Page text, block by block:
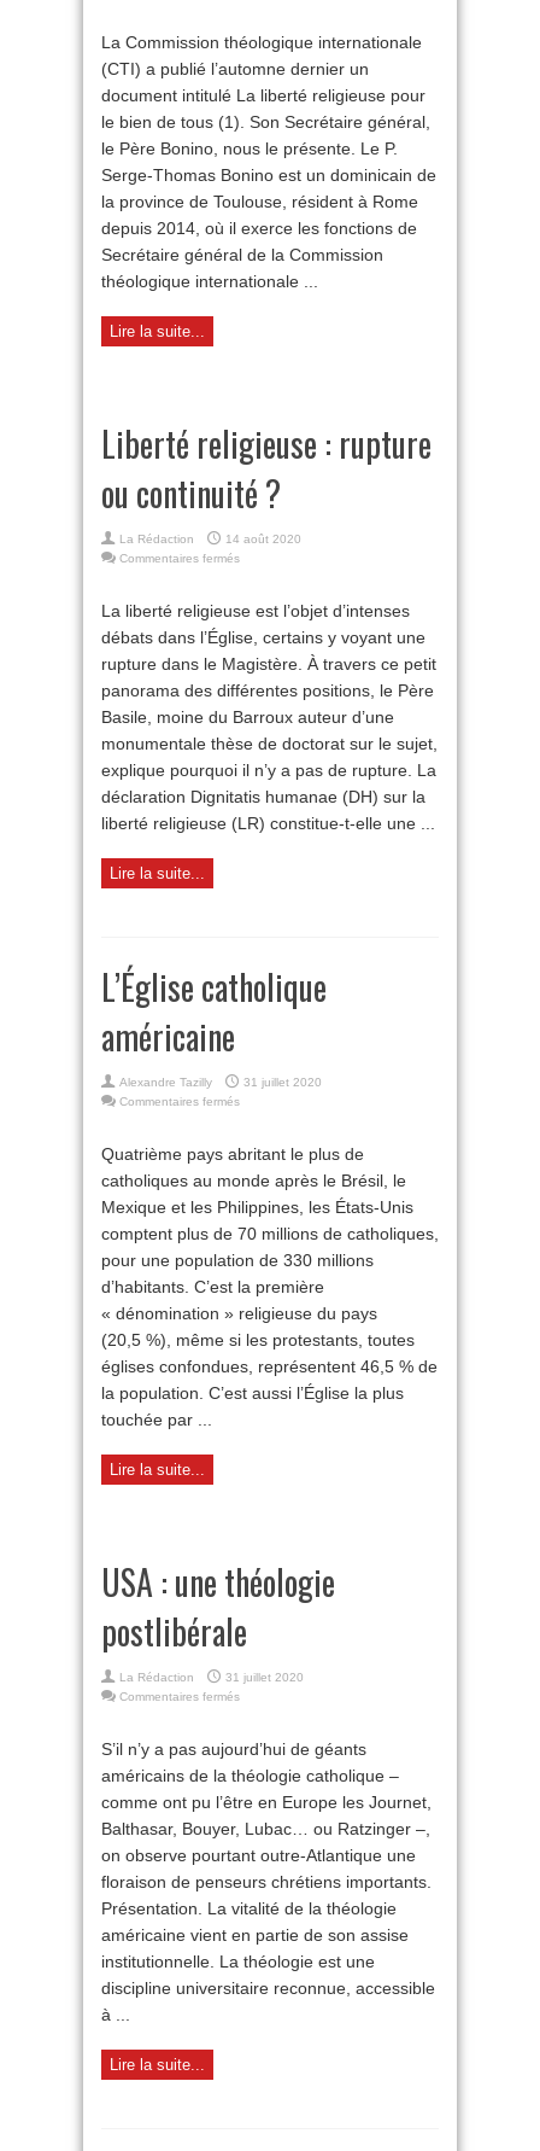
:
des
inédits
relever
La Commission théologique internationale
(CTI) a publié l’automne dernier un
document intitulé La liberté religieuse pour
le bien de tous (1). Son Secrétaire général,
le Père Bonino, nous le présente. Le P.
Serge-Thomas Bonino est un dominicain de
la province de Toulouse, résident à Rome
depuis 2014, où il exerce les fonctions de
Secrétaire général de la Commission
théologique internationale ...
Lire la suite...
Liberté religieuse : rupture
ou continuité ?
La Rédaction
14 août 2020
Commentaires fermés
:
rupture
continuité
?
La liberté religieuse est l’objet d’intenses
débats dans l’Église, certains y voyant une
rupture dans le Magistère. À travers ce petit
panorama des différentes positions, le Père
Basile, moine du Barroux auteur d’une
monumentale thèse de doctorat sur le sujet,
explique pourquoi il n’y a pas de rupture. La
déclaration Dignitatis humanae (DH) sur la
liberté religieuse (LR) constitue-t-elle une ...
Lire la suite...
L’Église catholique
américaine
Alexandre Tazilly
31 juillet 2020
Commentaires fermés
américaine
Quatrième pays abritant le plus de
catholiques au monde après le Brésil, le
Mexique et les Philippines, les États-Unis
comptent plus de 70 millions de catholiques,
pour une population de 330 millions
d’habitants. C’est la première
« dénomination » religieuse du pays
(20,5 %), même si les protestants, toutes
églises confondues, représentent 46,5 % de
la population. C’est aussi l’Église la plus
touchée par ...
Lire la suite...
USA : une théologie
postlibérale
La Rédaction
31 juillet 2020
Commentaires fermés
une
théologie
S’il n’y a pas aujourd’hui de géants
américains de la théologie catholique –
comme ont pu l’être en Europe les Journet,
Balthasar, Bouyer, Lubac… ou Ratzinger –,
on observe pourtant outre-Atlantique une
floraison de penseurs chrétiens importants.
Présentation. La vitalité de la théologie
américaine vient en partie de son assise
institutionnelle. La théologie est une
discipline universitaire reconnue, accessible
à ...
Lire la suite...